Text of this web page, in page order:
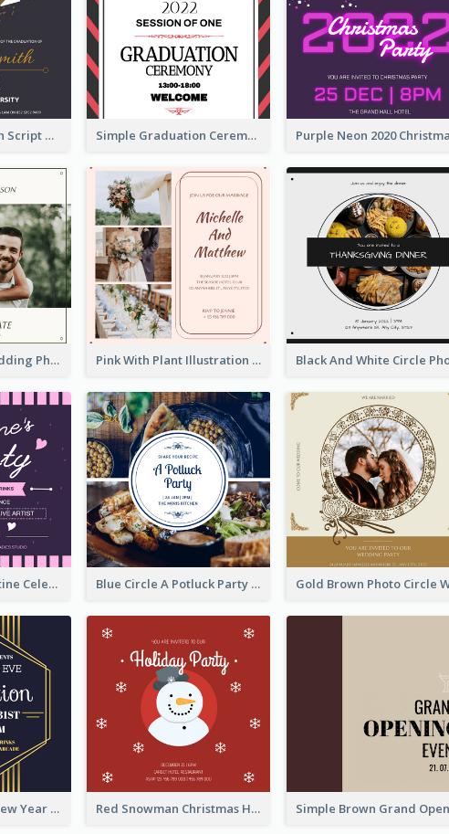
Professional Brush Script Graduation Invitation Design Simple Graduation Ceremony Invitation Design Template
Green Simple Wedding Photo Wedding Invitation Pink With Plant Illustration Wedding Party Invitation
Lovely Pink Valentine Celebration Invitation Design Ideas Blue Circle A Potluck Party Invitation
Golden Vintage New Year Eve Celebration Invitation Design Red Snowman Christmas Holiday Party Invitation